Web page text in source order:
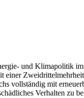
und Klimapolitik
einer
vollständig mit
Verhalten zu